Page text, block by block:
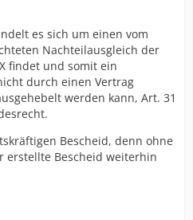
es sich um einen vom
Nachteilausgleich der
findet und somit ein
durch einen Vertrag
werden kann, Art. 31
Bescheid, denn ohne
erstellte Bescheid weiterhin